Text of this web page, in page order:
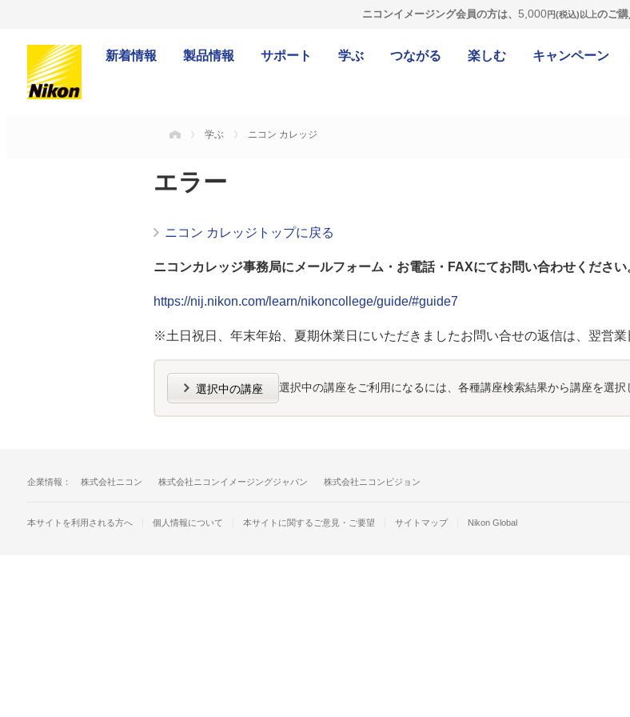
ニコンイメージング会員の方は、 5,000円(税込)以上のご
新着情報 製品情報 サポート 学ぶ つながる 楽しむ キャンペーン
HOME学ぶ ニコン カレッジ
エラー
ニコン カレッジトップに戻る
ニコンカレッジ事務局にメールフォーム・お電話・FAXにてお問い合わせください
https://nij.nikon.com/learn/nikoncollege/guide/#guide7
※土日祝日、年末年始、夏期休業日にいただきましたお問い合せの返信は、翌営業
選択中の講座 選択中の講座をご利用になるには、各種講座検索結果から講座を選択
企業情報： 株式会社ニコン 株式会社ニコンイメージングジャパン 株式会社ニコンビジョン
本サイトを利用される方へ 個人情報について 本サイトに関するご意見・ご要望 サイトマップ Nikon Global